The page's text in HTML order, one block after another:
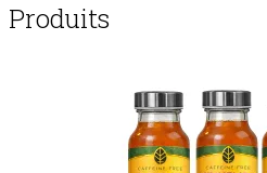
Produits